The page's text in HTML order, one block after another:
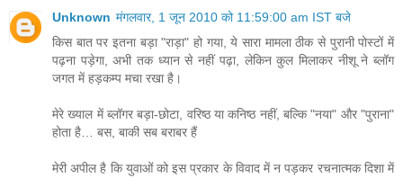
Unknown मंगलवार, 1 जून 2010 को 11:59:00 am IST बजे
किस बात पर इतना बड़ा "राड़ा" हो गया, ये सारा मामला ठीक से पुरानी पोस्टों में
पढ़ना पड़ेगा, अभी तक ध्यान से नहीं पढ़ा, लेकिन कुल मिलाकर नीशू ने ब्लॉग
जगत में हड़कम्प मचा रखा है।
मेरे ख्याल में ब्लॉगर बड़ा-छोटा, वरिष्ठ या कनिष्ठ नहीं, बल्कि "नया" और "पुराना"
होता है… बस, बाकी सब बराबर हैं
मेरी अपील है कि युवाओं को इस प्रकार के विवाद में न पड़कर रचनात्मक दिशा में